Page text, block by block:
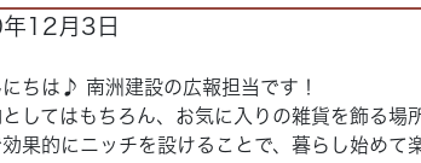
12月3日
にちは♪ 南洲建設の広報担当です！
してはもちろん、お気に入りの雑貨を飾る
果的にニッチを設けることで、暮らし始め